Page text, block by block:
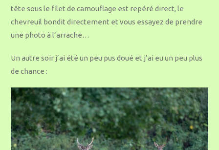
tête sous le filet de camouflage est repéré direct, le
chevreuil bondit directement et vous essayez de prendre
une photo à l’arrache…
Un autre soir j’ai été un peu pus doué et j’ai eu un peu plus
de chance :